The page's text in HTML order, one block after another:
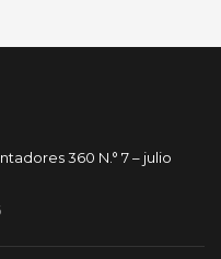
360 N.° 7 – julio